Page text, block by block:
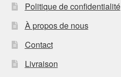
Politique de confidentialité
À propos de nous
Contact
Livraison